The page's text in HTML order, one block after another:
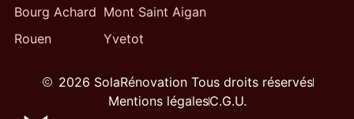
Bourg Achard
Rouen
Mont Saint Aigan
Yvetot
2026 SolaRénovation Tous droits réservés
Mentions légalesC.G.U.